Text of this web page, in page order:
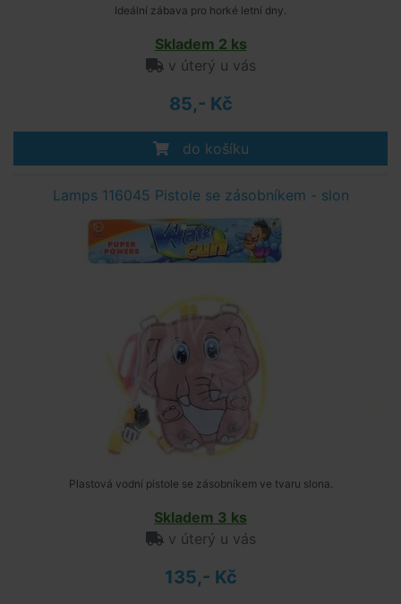
Ideální zábava pro horké letní dny.
Skladem 2 ks
v úterý u vás
85,- Kč
do košíku
Lamps 116045 Pistole se zásobníkem - slon
Plastová vodní pistole se zásobníkem ve tvaru slona.
Skladem 3 ks
v úterý u vás
135,- Kč